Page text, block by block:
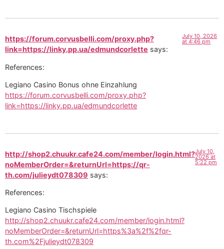
https://forum.corvusbelli.com/proxy.php?
link=https://linky.pp.ua/edmundcorlette says:
July 10, 2026
at 4:46 pm
References:
Legiano Casino Bonus ohne Einzahlung
https://forum.corvusbelli.com/proxy.php?
link=https://linky.pp.ua/edmundcorlette
http://shop2.chuukr.cafe24.com/member/login.html?
noMemberOrder=&returnUrl=https://qr-
th.com/julieydt078309 says:
July 10,
2026 at
5:22 pm
References:
Legiano Casino Tischspiele
http://shop2.chuukr.cafe24.com/member/login.html?
noMemberOrder=&returnUrl=https%3a%2f%2fqr-
th.com%2Fjulieydt078309